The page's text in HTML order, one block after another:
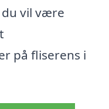
vil være
på fliserens i